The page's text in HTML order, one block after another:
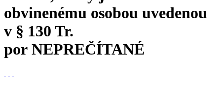
obvinenému osobou uvedenou
v § 130 Tr.
por NEPREČÍTANÉ